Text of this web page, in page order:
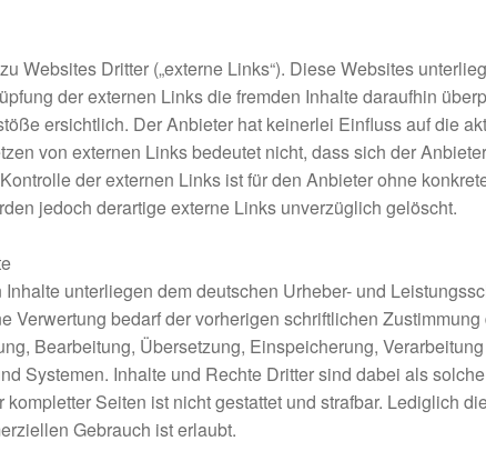
Websites Dritter („externe Links“). Diese Websites
der externen Links die fremden Inhalte daraufhin
ersichtlich. Der Anbieter hat keinerlei Einfluss auf die
von externen Links bedeutet nicht, dass sich der
der externen Links ist für den Anbieter ohne
jedoch derartige externe Links unverzüglich gelöscht.
unterliegen dem deutschen Urheber- und
Verwertung bedarf der vorherigen schriftlichen
Bearbeitung, Übersetzung, Einspeicherung,
Systemen. Inhalte und Rechte Dritter sind dabei als
Seiten ist nicht gestattet und strafbar. Lediglich
Gebrauch ist erlaubt.